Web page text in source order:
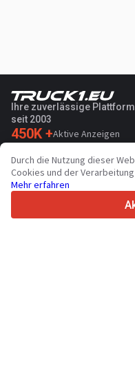
Ihre zuverlässige
seit 2003
450K +Aktive Anzeigen
36Unterstützte Sprachen
4.7/5
Durch die Nutzung dieser
Cookies und der
Mehr erfahren